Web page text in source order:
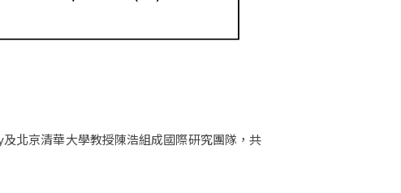
北京清華大學教授陳浩組成國際研究團隊，共